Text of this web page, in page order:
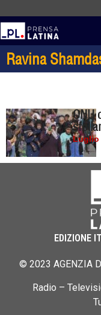
Ravina
ONU
Luglio
EDIZIONE
© 2023 AGENZIA
Radio –